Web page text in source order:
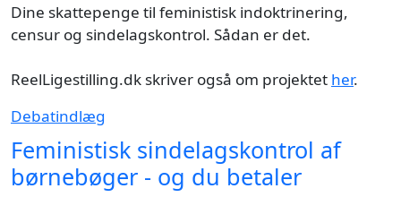
Dine skattepenge til feministisk indoktrinering,
censur og sindelagskontrol. Sådan er det.
ReelLigestilling.dk skriver også om projektet her.
Debatindlæg
Feministisk sindelagskontrol af
børnebøger - og du betaler